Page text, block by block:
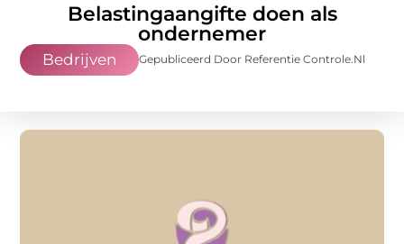
Belastingaangifte doen als
ondernemer
Bedrijven Gepubliceerd Door Referentie Controle.nl